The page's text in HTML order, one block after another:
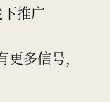
推广
更多信号，